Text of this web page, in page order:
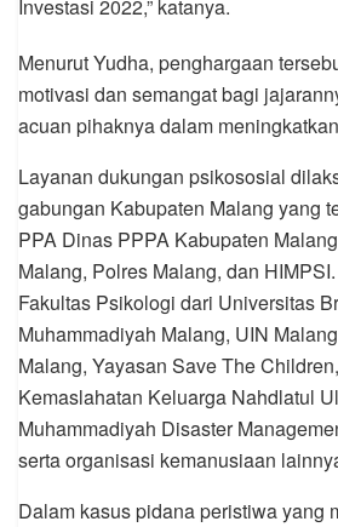
Investasi 2022,” katanya.
Menurut Yudha, penghargaan
motivasi dan semangat bagi
acuan pihaknya dalam
Layanan dukungan psikososial
gabungan Kabupaten Malang yang
PPA Dinas PPPA Kabupaten
Malang, Polres Malang, dan
Fakultas Psikologi dari Universitas
Muhammadiyah Malang, UIN
Malang, Yayasan Save The
Kemaslahatan Keluarga Nahdlatul
Muhammadiyah Disaster
serta organisasi kemanusiaan
Dalam kasus pidana peristiwa yang